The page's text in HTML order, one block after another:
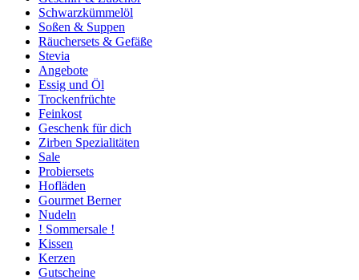
Schwarzkümmelöl
Soßen & Suppen
Räuchersets & Gefäße
Stevia
Angebote
Essig und Öl
Trockenfrüchte
Feinkost
Geschenk für dich
Zirben Spezialitäten
Sale
Probiersets
Hofläden
Gourmet Berner
Nudeln
! Sommersale !
Kissen
Kerzen
Gutscheine